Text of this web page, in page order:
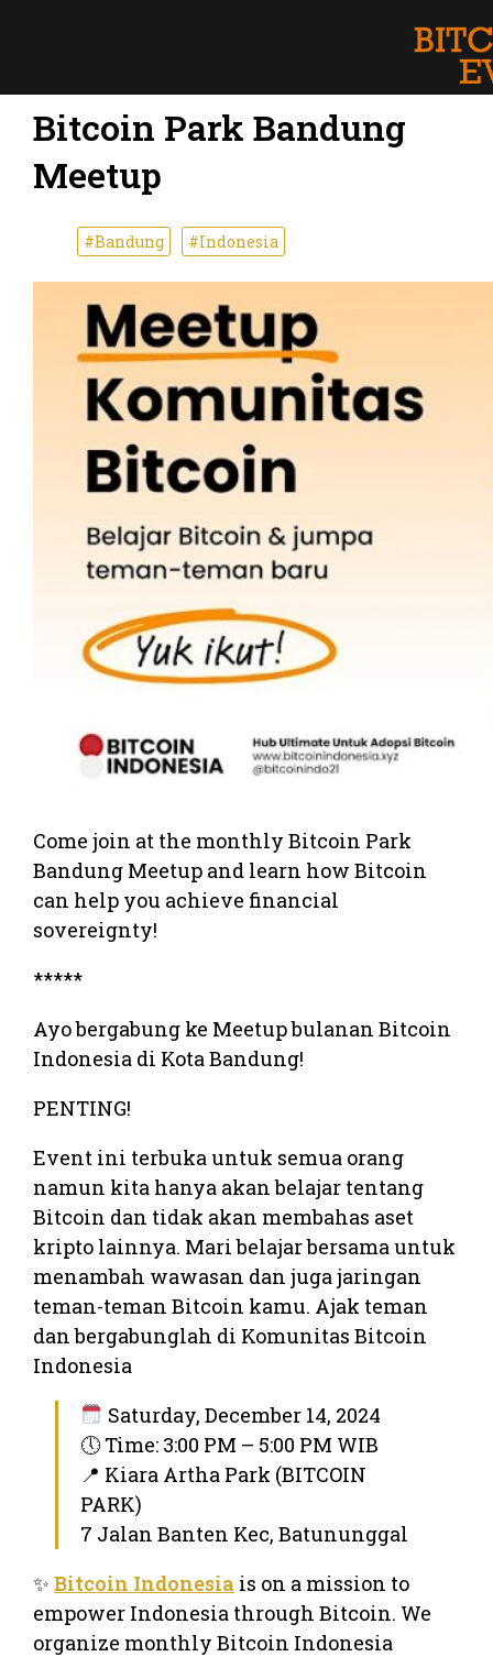
Bitcoin Park Bandung
Meetup
#Bandung #Indonesia
Come join at the monthly Bitcoin Park
Bandung Meetup and learn how Bitcoin
can help you achieve financial
sovereignty!
*****
Ayo bergabung ke Meetup bulanan Bitcoin
Indonesia di Kota Bandung!
PENTING!
Event ini terbuka untuk semua orang
namun kita hanya akan belajar tentang
Bitcoin dan tidak akan membahas aset
kripto lainnya. Mari belajar bersama untuk
menambah wawasan dan juga jaringan
teman-teman Bitcoin kamu. Ajak teman
dan bergabunglah di Komunitas Bitcoin
Indonesia
Saturday, December 14, 2024
🕔 Time: 3:00 PM – 5:00 PM WIB
📍 Kiara Artha Park (BITCOIN
PARK)
7 Jalan Banten Kec, Batununggal
✨ Bitcoin Indonesia is on a mission to
empower Indonesia through Bitcoin. We
organize monthly Bitcoin Indonesia